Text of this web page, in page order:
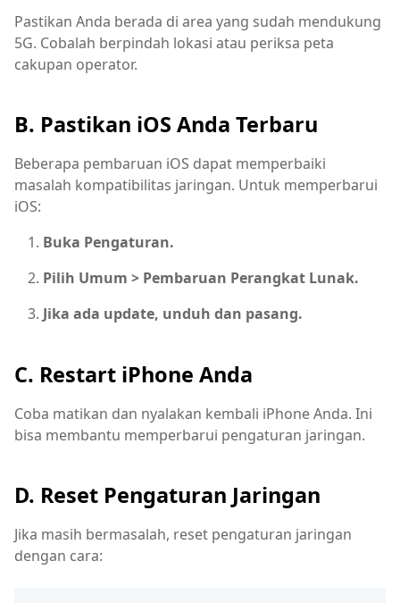
Pastikan Anda berada di area yang sudah mendukung
5G. Cobalah berpindah lokasi atau periksa peta
cakupan operator.
B. Pastikan iOS Anda Terbaru
Beberapa pembaruan iOS dapat memperbaiki
masalah kompatibilitas jaringan. Untuk memperbarui
iOS:
Buka Pengaturan.
Pilih Umum > Pembaruan Perangkat Lunak.
Jika ada update, unduh dan pasang.
C. Restart iPhone Anda
Coba matikan dan nyalakan kembali iPhone Anda. Ini
bisa membantu memperbarui pengaturan jaringan.
D. Reset Pengaturan Jaringan
Jika masih bermasalah, reset pengaturan jaringan
dengan cara: